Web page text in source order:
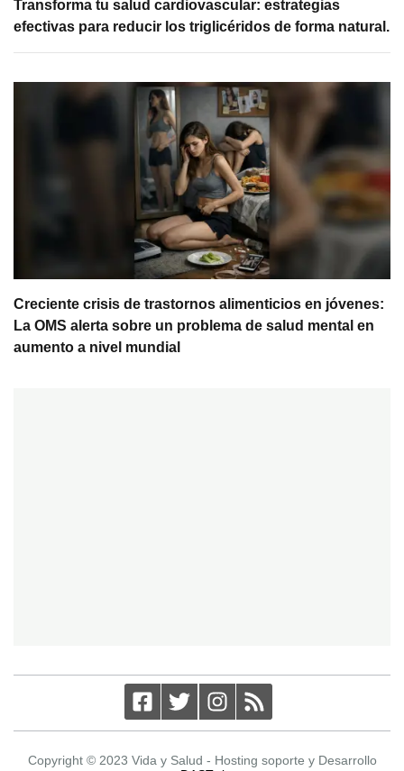
Transforma tu salud cardiovascular: estrategias
efectivas para reducir los triglicéridos de forma natural.
Creciente crisis de trastornos alimenticios en jóvenes:
La OMS alerta sobre un problema de salud mental en
aumento a nivel mundial
Copyright © 2023 Vida y Salud - Hosting soporte y Desarrollo